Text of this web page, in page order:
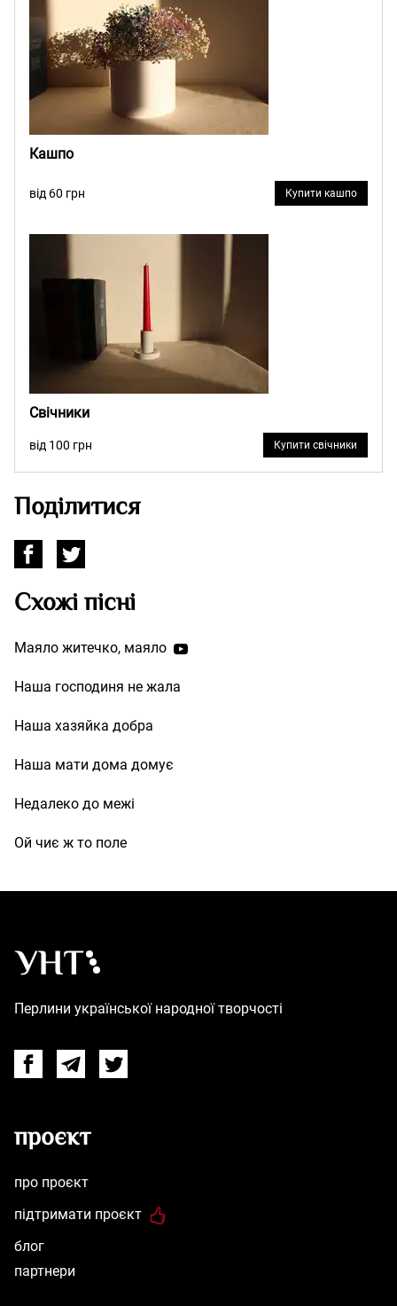
Кашпо
від 60 грн Купити кашпо
Свічники
від 100 грн Купити свічники
Поділитися
Схожі пісні
Маяло житечко, маяло
Наша господиня не жала
Наша хазяйка добра
Наша мати дома домує
Недалеко до межі
Ой чиє ж то поле
Перлини української народної творчості
FacebookTelegramTwitter
проєкт
про проєкт
підтримати проєкт
блог
партнери